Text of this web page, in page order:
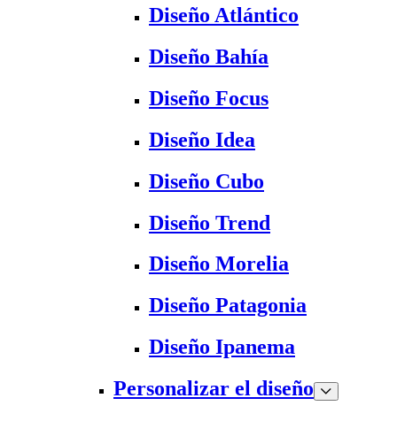
Diseño Atlántico
Diseño Bahía
Diseño Focus
Diseño Idea
Diseño Cubo
Diseño Trend
Diseño Morelia
Diseño Patagonia
Diseño Ipanema
Personalizar el diseño